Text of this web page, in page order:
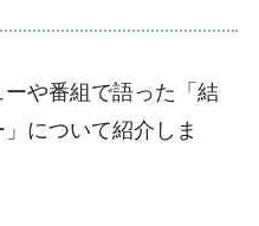
や番組で語った「結
について紹介しま